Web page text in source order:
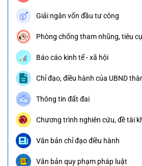
Giải ngân vốn đầu tư công
Phòng chống tham nhũng, tiêu
Báo cáo kinh tế - xã hội
Chỉ đạo, điều hành của UBND
Thông tin đất đai
Chương trình nghiên cứu, đề tài
Văn bản chỉ đạo điều hành
Văn bản quy phạm pháp luật